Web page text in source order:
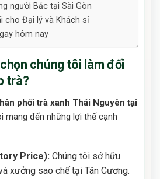
người Bắc tại Sài Gòn
cho Đại lý và Khách sỉ
hôm nay
chúng tôi làm đối
trà?
phối trà xanh Thái Nguyên tại
mang đến những lợi thế cạnh
Price): Chúng tôi sở hữu
xưởng sao chế tại Tân Cương.